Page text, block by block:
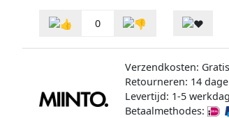
0
Verzendkosten:
Retourneren: 14
Levertijd: 1-5
Betaalmethodes: